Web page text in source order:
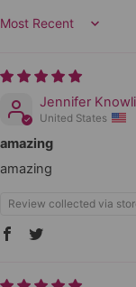
Sort by
Jennifer
United States
amazing
amazing
Review collected via